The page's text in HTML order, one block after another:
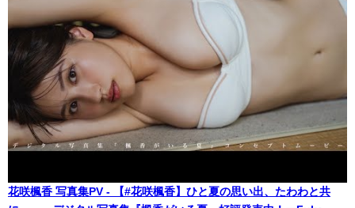
花咲楓香 写真集PV - 【#花咲楓香】ひと夏の思い出、たわわと共